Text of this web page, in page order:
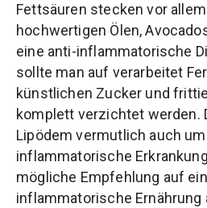
Fettsäuren stecken vor
hochwertigen Ölen,
eine anti-inflammatorische
sollte man auf verarbeitet
künstlichen Zucker und
komplett verzichtet werden.
Lipödem vermutlich auch
inflammatorische
mögliche Empfehlung auf
inflammatorische Ernährung